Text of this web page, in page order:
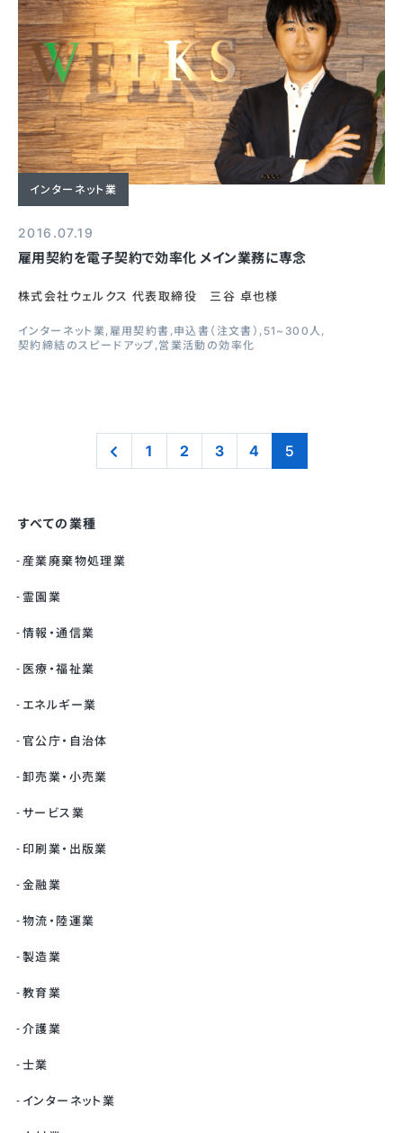
インターネット業
2016.07.19
雇用契約を電子契約で効率化 メイン業務に専念
株式会社ウェルクス 代表取締役 三谷 卓也様
インターネット業 雇用契約書 申込書（注文書） 51~300人
契約締結のスピードアップ 営業活動の効率化
1 2 3 4 5
すべての業種
産業廃棄物処理業
霊園業
情報・通信業
医療・福祉業
エネルギー業
官公庁・自治体
卸売業・小売業
サービス業
印刷業・出版業
金融業
物流・陸運業
製造業
教育業
介護業
士業
インターネット業